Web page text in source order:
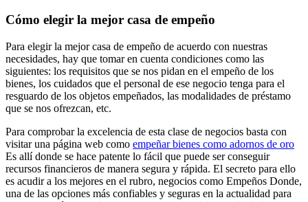
Cómo elegir la mejor casa de empeño
Para elegir la mejor casa de empeño de acuerdo con nuestras
necesidades, hay que tomar en cuenta condiciones como las
siguientes: los requisitos que se nos pidan en el empeño de los
bienes, los cuidados que el personal de ese negocio tenga para el
resguardo de los objetos empeñados, las modalidades de préstamo
que se nos ofrezcan, etc.
Para comprobar la excelencia de esta clase de negocios basta con
visitar una página web como empeñar bienes como adornos de oro
Es allí donde se hace patente lo fácil que puede ser conseguir
recursos financieros de manera segura y rápida. El secreto para ello
es acudir a los mejores en el rubro, negocios como Empeños Donde,
una de las opciones más confiables y seguras en la actualidad para